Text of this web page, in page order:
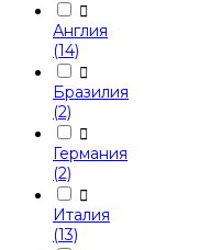

Англия
(14)

Бразилия
(2)

Германия
(2)

Италия
(13)